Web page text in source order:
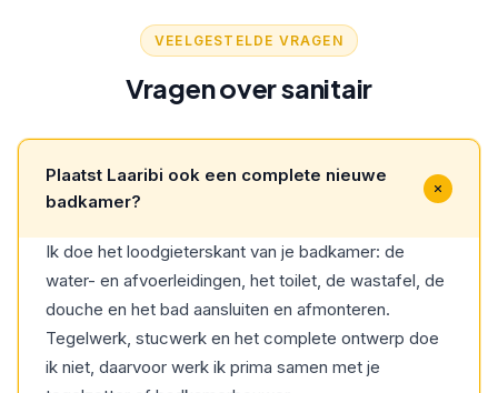
VEELGESTELDE VRAGEN
Vragen over sanitair
Plaatst Laaribi ook een complete nieuwe
badkamer?
Ik doe het loodgieterskant van je badkamer: de
water- en afvoerleidingen, het toilet, de wastafel, de
douche en het bad aansluiten en afmonteren.
Tegelwerk, stucwerk en het complete ontwerp doe
ik niet, daarvoor werk ik prima samen met je